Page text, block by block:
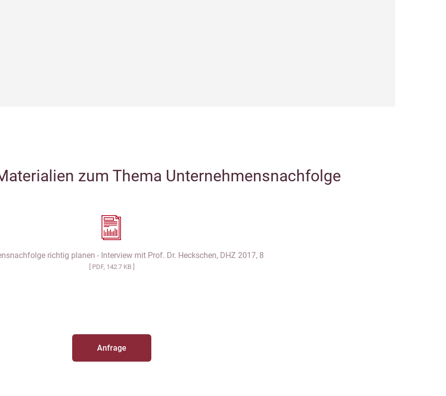
zum Thema Unternehmensnachfolge
richtig planen - Interview mit Prof. Dr. Heckschen, DHZ 2017, 8
[ PDF, 142.7 KB ]
Anfrage